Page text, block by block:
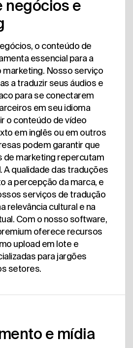
negócios e
o conteúdo de
essencial para a
marketing. Nosso serviço
a traduzir seus áudios e
para se conectarem
em seu idioma
o conteúdo de vídeo
em inglês ou em outros
podem garantir que
de marketing repercutam
A qualidade das traduções
a percepção da marca, e
serviços de tradução
relevância cultural e na
Com o nosso software,
oferece recursos
upload em lote e
para jargões
setores.
e mídia